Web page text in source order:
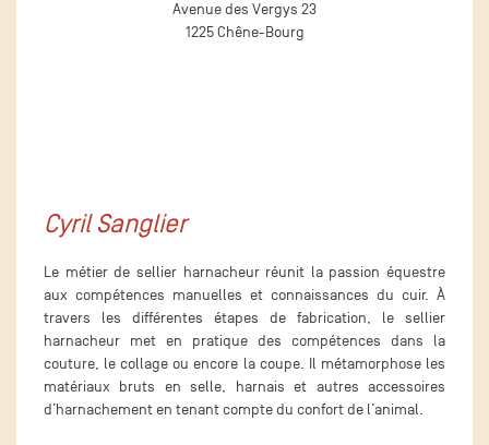
Avenue des Vergys 23
1225 Chêne-Bourg
Cyril Sanglier
Le métier de sellier harnacheur réunit la passion équestre
aux compétences manuelles et connaissances du cuir. À
travers les différentes étapes de fabrication, le sellier
harnacheur met en pratique des compétences dans la
couture, le collage ou encore la coupe. Il métamorphose les
matériaux bruts en selle, harnais et autres accessoires
d’harnachement en tenant compte du confort de l’animal.